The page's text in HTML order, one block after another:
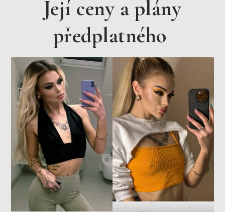
Její ceny a plány
předplatného